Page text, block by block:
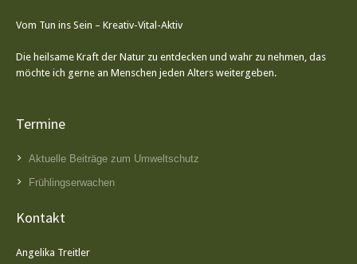
Vom Tun ins Sein – Kreativ-Vital-Aktiv
Die heilsame Kraft der Natur zu entdecken und wahr zu nehmen, das
möchte ich gerne an Menschen jeden Alters weitergeben.
Termine
Aktuelle Beiträge zum Umweltschutz
Frühlingserwachen
Kontakt
Angelika Treitler